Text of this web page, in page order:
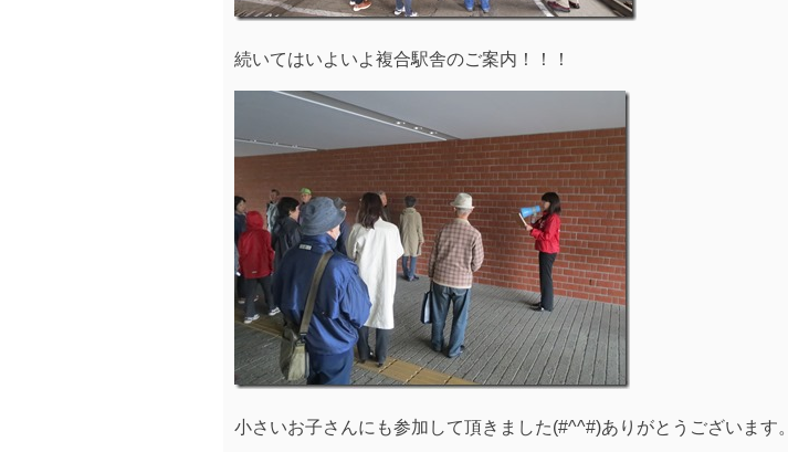
続いてはいよいよ複合駅舎のご案内！！！
小さいお子さんにも参加して頂きました(#^^#)ありがとうございます。